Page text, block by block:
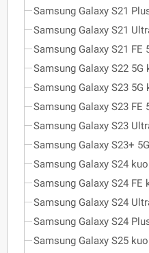
Samsung Galaxy S21
Samsung Galaxy S21
Samsung Galaxy S21 FE
Samsung Galaxy S22 5G
Samsung Galaxy S23 5G
Samsung Galaxy S23 FE
Samsung Galaxy S23
Samsung Galaxy S23+
Samsung Galaxy S24
Samsung Galaxy S24 FE
Samsung Galaxy S24
Samsung Galaxy S24
Samsung Galaxy S25